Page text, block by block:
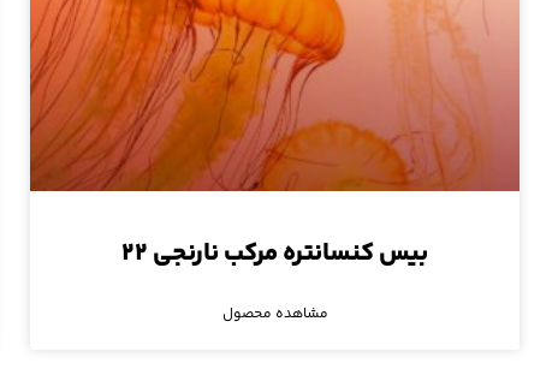
بیس کنسانتره مرکب نارنجی ۲۲
مشاهده محصول